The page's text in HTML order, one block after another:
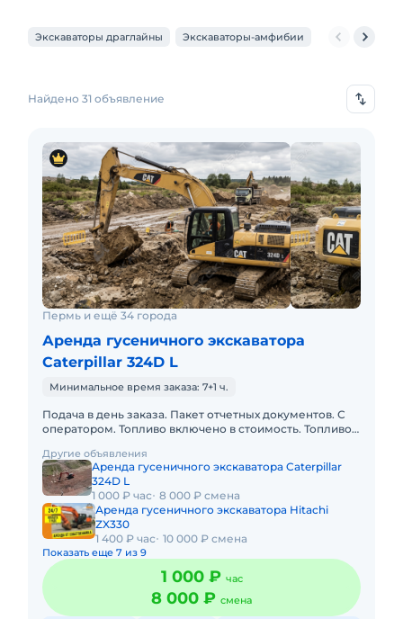
Экскаваторы драглайны Экскаваторы-амфибии
Найдено 31 объявление
Пермь и ещё 34 города
Аренда гусеничного экскаватора
Caterpillar 324D L
Минимальное время заказа: 7+1 ч.
Подача в день заказа. Пакет отчетных документов. С
оператором. Топливо включено в стоимость. Топливо
Краткосрочная а
Другие объявления
Аренда гусеничного экскаватора Caterpillar
324D L
1 000 ₽ час
8 000 ₽ смена
Аренда гусеничного экскаватора Hitachi
ZX330
1 400 ₽ час 10 000 ₽ смена
Показать еще 7 из 9
1 000 ₽ час
8 000 ₽ смена